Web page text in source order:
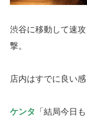
渋谷に移動して速
撃。
店内はすでに良い
ケンタ 「結局今日